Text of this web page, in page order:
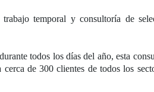
temporal y consultoría de
todos los días del año, esta
de 300 clientes de todos los